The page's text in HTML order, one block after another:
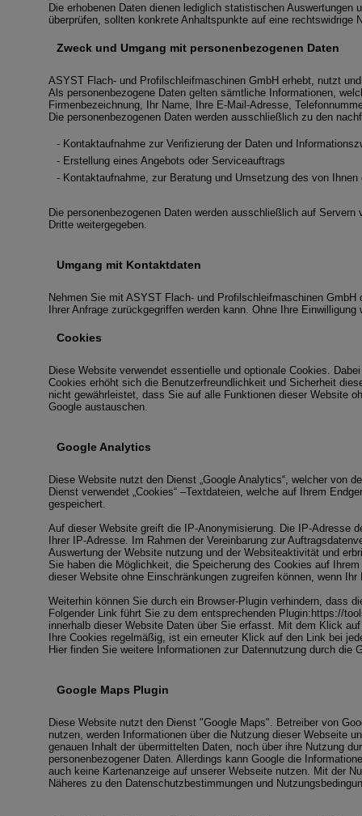
Die erhobenen Daten dienen lediglich statistischen
überprüfen, sollten konkrete Anhaltspunkte auf eine rechtswidrige
Zweck und Umgang mit personenbezogenen Daten
ASYST Flach- und Profilschleifmaschinen GmbH erhebt, nutzt
Als personenbezogene Daten gelten sämtliche Informationen,
Firmenbezeichnung, Ihr Name, Ihre E-Mail-Adresse,
Die personenbezogenen Daten werden ausschließlich zu den
- Kontaktaufnahme zur Verifizierung der Daten und
- Erstellung eines Angebots oder Serviceauftrags
- Kontaktaufnahme, zur Beratung und Umsetzung des von
Die personenbezogenen Daten werden ausschließlich auf
Dritte weitergegeben.
Umgang mit Kontaktdaten
Nehmen Sie mit ASYST Flach- und Profilschleifmaschinen
Ihrer Anfrage zurückgegriffen werden kann. Ohne Ihre
Cookies
Diese Website verwendet essentielle und optionale Cookies.
Cookies erhöht sich die Benutzerfreundlichkeit und Sicherheit
nicht gewährleistet, dass Sie auf alle Funktionen dieser Website
Google austauschen.
Google Analytics
Diese Website nutzt den Dienst „Google Analytics“, welcher von
Dienst verwendet „Cookies“ –Textdateien, welche auf Ihrem
gespeichert.
Auf dieser Website greift die IP-Anonymisierung. Die IP-Adresse
Ihrer IP-Adresse. Im Rahmen der Vereinbarung zur
Auswertung der Website nutzung und der Websiteaktivität und
Sie haben die Möglichkeit, die Speicherung des Cookies auf
dieser Website ohne Einschränkungen zugreifen können, wenn
Weiterhin können Sie durch ein Browser-Plugin verhindern, dass
Folgender Link führt Sie zu dem entsprechenden Plugin:https://
innerhalb dieser Website Daten über Sie erfasst. Mit dem Klick
Ihre Cookies regelmäßig, ist ein erneuter Klick auf den Link bei
Hier finden Sie weitere Informationen zur Datennutzung durch
Google Maps Plugin
Diese Website nutzt den Dienst "Google Maps". Betreiber von
nutzen, werden Informationen über die Nutzung dieser Webseite
genauen Inhalt der übermittelten Daten, noch über ihre Nutzung
personenbezogener Daten. Allerdings kann Google die
auch keine Kartenanzeige auf unserer Webseite nutzen. Mit der
Näheres zu den Datenschutzbestimmungen und